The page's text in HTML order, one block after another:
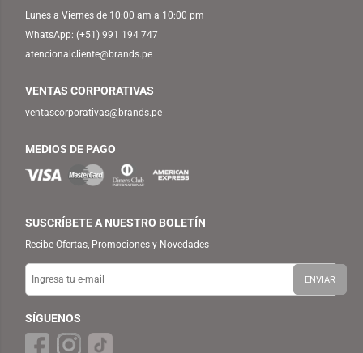
Lunes a Viernes de 10:00 am a 10:00 pm
WhatsApp: (+51) 991 194 747
atencionalcliente@brands.pe
VENTAS CORPORATIVAS
ventascorporativas@brands.pe
MEDIOS DE PAGO
SUSCRÍBETE A NUESTRO BOLETÍN
Recibe Ofertas, Promociones y Novedades
SÍGUENOS